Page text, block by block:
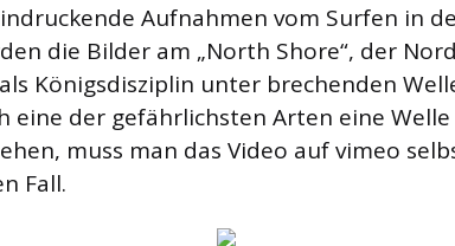
Aufnahmen vom Surfen in
die Bilder am „North Shore“, der
Königsdisziplin unter brechenden
eine der gefährlichsten Arten eine Welle
muss man das Video auf vimeo
Fall.